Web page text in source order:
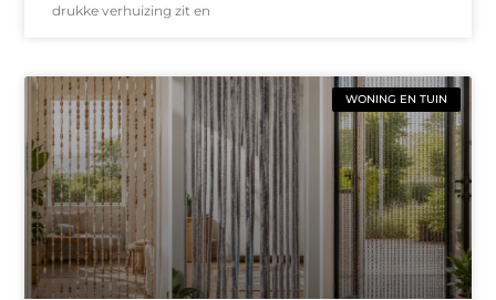
drukke verhuizing zit en
WONING EN TUIN